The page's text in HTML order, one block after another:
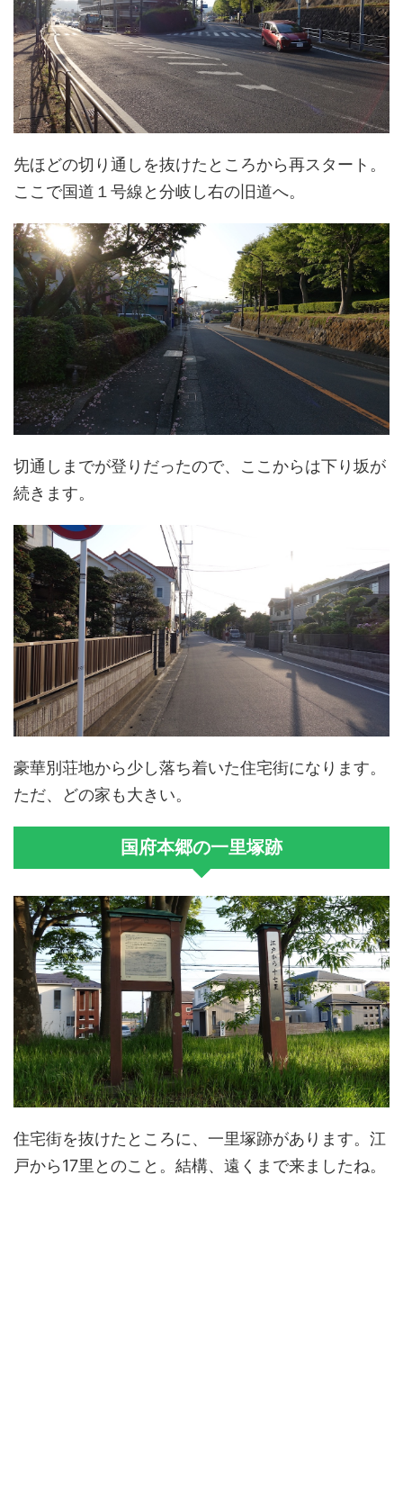
先ほどの切り通しを抜けたところから再スタート。
ここで国道１号線と分岐し右の旧道へ。
切通しまでが登りだったので、ここからは下り坂が
続きます。
豪華別荘地から少し落ち着いた住宅街になります。
ただ、どの家も大きい。
国府本郷の一里塚跡
住宅街を抜けたところに、一里塚跡があります。江
戸から17里とのこと。結構、遠くまで来ましたね。